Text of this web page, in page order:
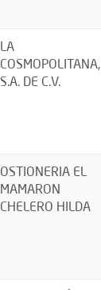
LA
COSMOPOLITANA,
S.A. DE C.V.
OSTIONERIA EL
MAMARON
CHELERO HILDA